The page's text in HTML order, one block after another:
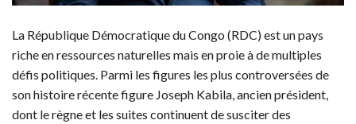
La République Démocratique du Congo (RDC) est un pays
riche en ressources naturelles mais en proie à de multiples
défis politiques. Parmi les figures les plus controversées de
son histoire récente figure Joseph Kabila, ancien président,
dont le règne et les suites continuent de susciter des